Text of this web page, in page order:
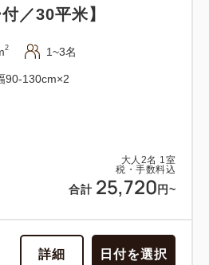
大人 2名 1 室
税・手数料込
合計 25,720 円~
／30平米】
2 1~3名
90-130cm×2
詳細 日付を選択